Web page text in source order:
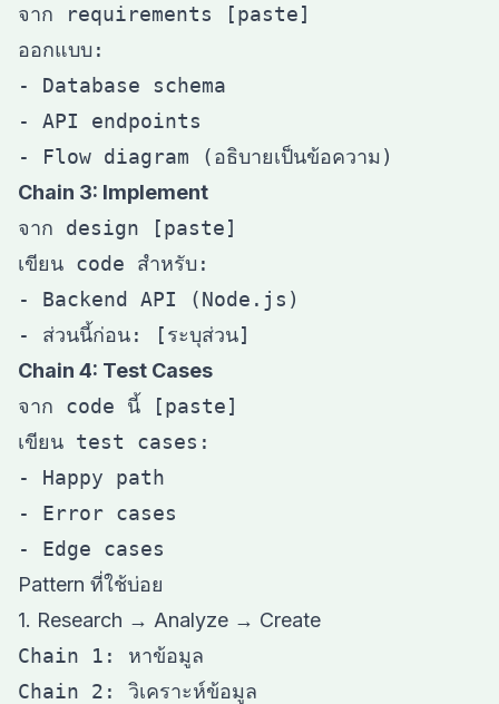
จาก requirements [paste]
ออกแบบ:
- Database schema
- API endpoints
Chain 3: Implement
จาก design [paste]
เขียน code สำหรับ:
- Backend API (Node.js)
Chain 4: Test Cases
จาก code นี้ [paste]
เขียน test cases:
- Happy path
- Error cases
Pattern ที่ใช้บ่อย
1. Research → Analyze → Create
Chain 1: หาข้อมูล
Chain 2: วิเคราะห์ข้อมูล